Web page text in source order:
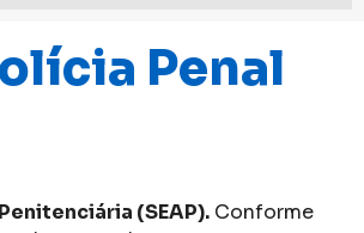
Penal
(SEAP). Conforme